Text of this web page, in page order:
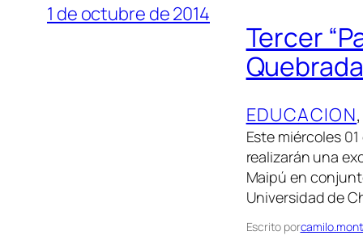
1 de octubre de 2014
Tercer
EDUCACION
Este miércoles
realizarán una
Maipú en
Universidad de
Escrito por